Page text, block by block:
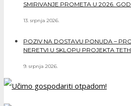
SMIRIVANJE PROMETA U 2026.
13. srpnja 2026.
POZIV NA DOSTAVU PONUDA –
NERETVI U SKLOPU PROJEKTA
9. srpnja 2026.